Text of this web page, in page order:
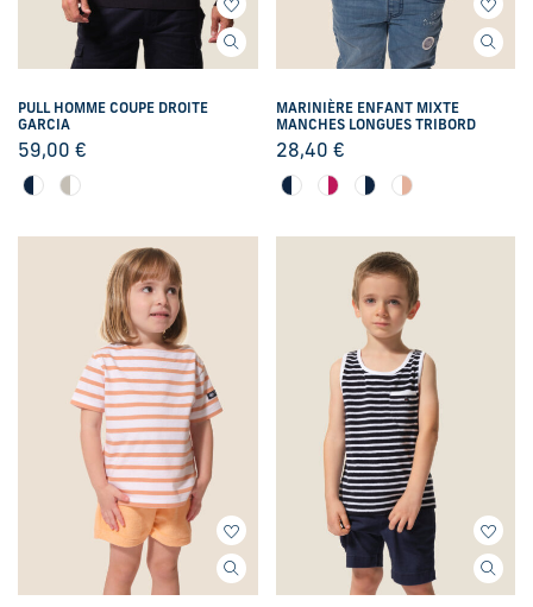
PULL HOMME COUPE DROITE
GARCIA
59,00 €
MARINIÈRE ENFANT MIXTE
MANCHES LONGUES TRIBORD
28,40 €